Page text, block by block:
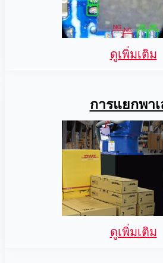
ดูเพิ่มเติม
การแยกพา
ดูเพิ่มเติม